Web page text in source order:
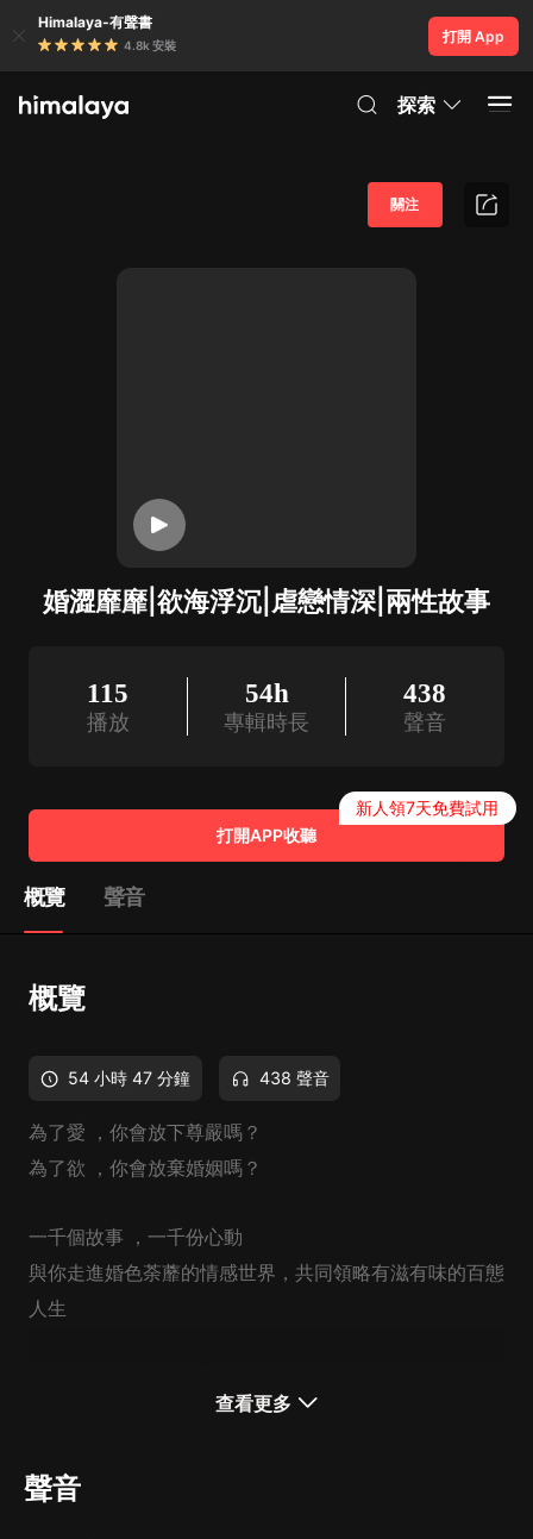
Himalaya-有聲書
4.8k 安裝
打開 App
探索
婚澀靡靡|欲海浮沉|虐戀情深|兩性故事
關注
115
播放
54h
專輯時長
438
聲音
打開APP收聽
新人領7天免費試用
概覽 聲音
概覽
54 小時 47 分鐘 438 聲音
為了愛 ，你會放下尊嚴嗎？
為了欲 ，你會放棄婚姻嗎？
一千個故事 ，一千份心動
與你走進婚色荼蘼的情感世界，共同領略有滋有味的百態
人生
一起走進家庭、婚姻、情感、婆媳、夫妻的情感風暴
讓我們做生活的主人，擁有幸福的能力
查看更多
聲音